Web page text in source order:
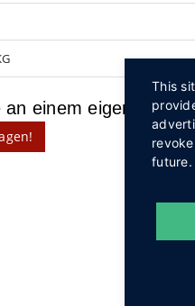
einem eigenen
This
future.